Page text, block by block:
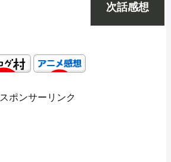
次話感想
スポンサーリンク